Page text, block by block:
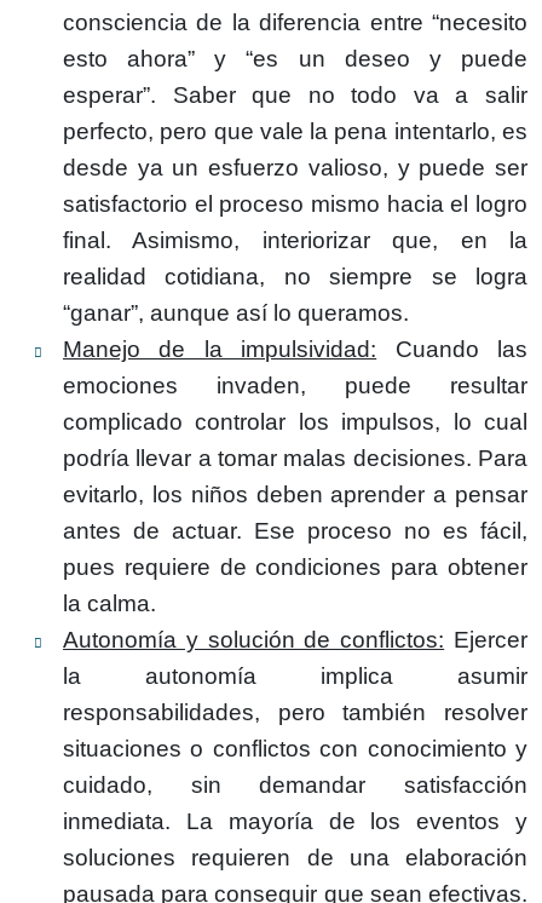
consciencia de la diferencia entre “necesito
esto ahora” y “es un deseo y puede
esperar”. Saber que no todo va a salir
perfecto, pero que vale la pena intentarlo, es
desde ya un esfuerzo valioso, y puede ser
satisfactorio el proceso mismo hacia el logro
final. Asimismo, interiorizar que, en la
realidad cotidiana, no siempre se logra
“ganar”, aunque así lo queramos.
Manejo de la impulsividad: Cuando las
emociones invaden, puede resultar
complicado controlar los impulsos, lo cual
podría llevar a tomar malas decisiones. Para
evitarlo, los niños deben aprender a pensar
antes de actuar. Ese proceso no es fácil,
pues requiere de condiciones para obtener
la calma.
Autonomía y solución de conflictos: Ejercer
la autonomía implica asumir
responsabilidades, pero también resolver
situaciones o conflictos con conocimiento y
cuidado, sin demandar satisfacción
inmediata. La mayoría de los eventos y
soluciones requieren de una elaboración
pausada para conseguir que sean efectivas.